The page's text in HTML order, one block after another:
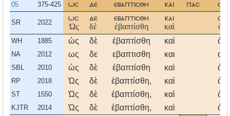
05 375-425 ωσ δε εβαπτισθη και πασ ο
SR 2022
ωσ
Ὡς
δε
δὲ
εβαπτισθη
ἐβαπτίσθη
και
καὶ
ο
ὁ
WH 1885 ὡς δὲ ἐβαπτίσθη καὶ ὁ
NA 2012 ως δε εβαπτισθη και ο
SBL 2010 ὡς δὲ ἐβαπτίσθη καὶ ὁ
RP 2018 Ὡς δὲ ἐβαπτίσθη, καὶ ὁ
ST 1550 Ὡς δὲ ἐβαπτίσθη, καὶ ὁ
KJTR 2014 Ὡς δὲ ἐβαπτίσθη, καὶ ὁ